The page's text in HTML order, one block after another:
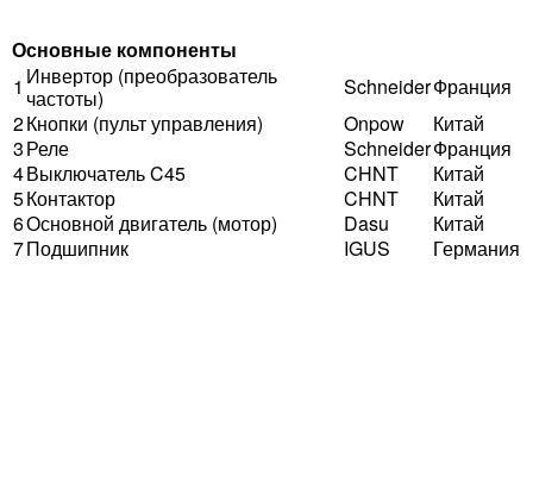
Основные компоненты
1 Инвертор (преобразователь
частоты)
SchneiderФранция
2Кнопки (пульт управления) Onpow
Китай
3Реле SchneiderФранция
4Выключатель C45 CHNT
Китай
5Контактор CHNT
Китай
6Основной двигатель (мотор) Dasu
Китай
7Подшипник IGUS Германия